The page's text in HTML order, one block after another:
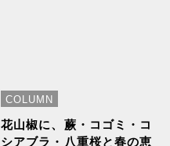
COLUMN
花山椒に、蕨・コゴミ・コ
シアブラ・八重桜と春の恵